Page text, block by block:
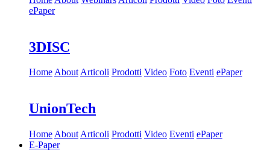
ePaper
3DISC
HomeAboutArticoli Prodotti Video Foto Eventi ePaper
UnionTech
Home About Articoli Prodotti Video Eventi ePaper
E-Paper